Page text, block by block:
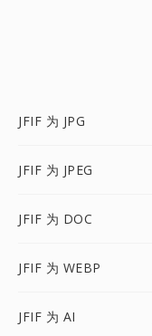
JFIF 为 JPG
JFIF 为 JPEG
JFIF 为 DOC
JFIF 为 WEBP
JFIF 为 AI